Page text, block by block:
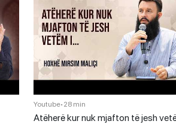
Youtube• 28 min
Atëherë kur nuk mjafton të jesh